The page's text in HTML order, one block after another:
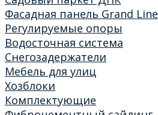
Фасадная панель Grand Line
Регулируемые опоры
Водосточная система
Снегозадержатели
Мебель для улиц
Хозблоки
Комплектующие